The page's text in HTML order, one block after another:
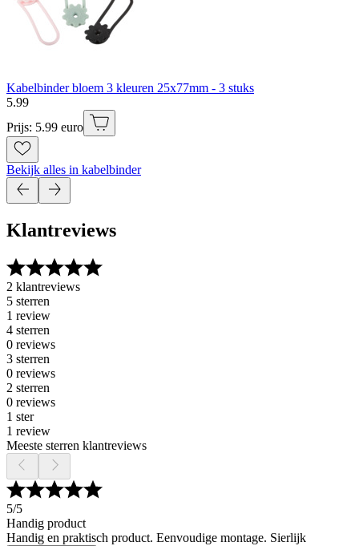
Kabelbinder bloem 3 kleuren 25x77mm - 3 stuks
5.99
Prijs: 5.99 euro
Bekijk alles in kabelbinder
Klantreviews
2 klantreviews
5 sterren
1 review
4 sterren
0 reviews
3 sterren
0 reviews
2 sterren
0 reviews
1 ster
1 review
Meeste sterren klantreviews
5/5
Handig product
Handig en praktisch product. Eenvoudige montage. Sierlijk